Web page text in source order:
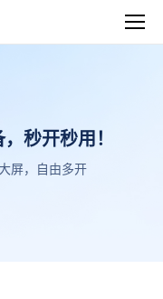
秒开秒用！
屏，自由多开